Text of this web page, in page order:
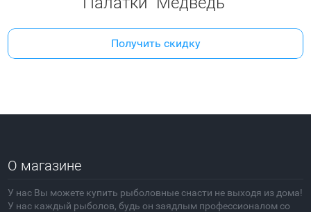
Получить скидку
О магазине
У нас Вы можете купить рыболовные снасти не выходя из дома!
У нас каждый рыболов, будь он заядлым профессионалом со